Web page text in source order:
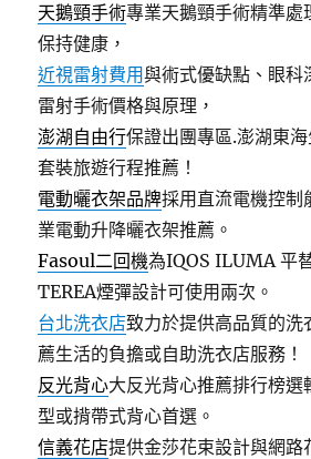
天鵝頸手術專業天鵝頸手術精準處
保持健康，
近視雷射費用與術式優缺點、眼科
雷射手術價格與原理，
澎湖自由行保證出團專區.澎湖東
套裝旅遊行程推薦！
電動曬衣架品牌採用直流電機控制
業電動升降曬衣架推薦。
Fasoul二回機為IQOS ILUMA 平
TEREA煙彈設計可使用兩次。
台北洗衣店致力於提供高品質的洗
薦生活的負擔或自助洗衣店服務！
反光背心大反光背心推薦排行榜選
型或揹帶式背心首選。
信義花店提供金莎花束設計與網路